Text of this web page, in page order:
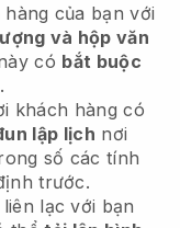
của bạn với
và hộp văn
có bắt buộc
khách hàng có
lập lịch nơi
số các tính
trước.
lạc với bạn